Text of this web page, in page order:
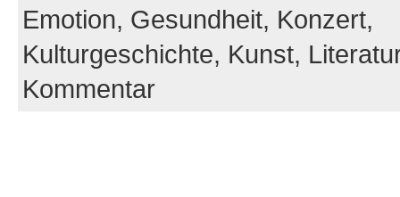
Emotion, Gesundheit, Konzert,
Kulturgeschichte, Kunst,
Kommentar